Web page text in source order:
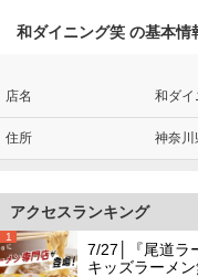
和ダイニング笑 の基本情
店名 和ダイ
住所 神奈川
アクセスランキング
1
7/27│『尾道ラ
キッズラーメ